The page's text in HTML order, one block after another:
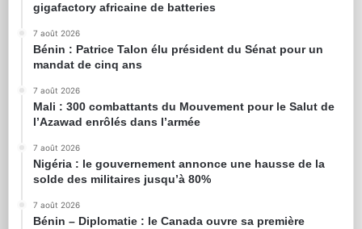
gigafactory africaine de batteries
7 août 2026
Bénin : Patrice Talon élu président du Sénat pour un
mandat de cinq ans
7 août 2026
Mali : 300 combattants du Mouvement pour le Salut de
l’Azawad enrôlés dans l’armée
7 août 2026
Nigéria : le gouvernement annonce une hausse de la
solde des militaires jusqu’à 80%
7 août 2026
Bénin – Diplomatie : le Canada ouvre sa première